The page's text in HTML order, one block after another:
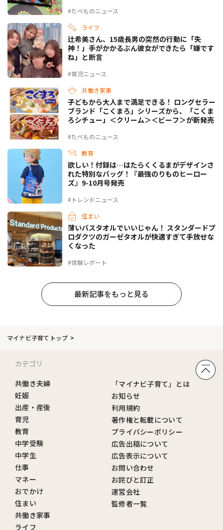
#たべものニュース
ライフ
#育児ニュース
辻希美さん、15歳長男の突然の行動に「失
神！」手がかかるぶん彼女ができたら「嫌です
ね」と断言
共働き家事
#たべものニュース
子どもから大人まで満足できる！ ロングセラー
ブランド「こくまろ」シリーズから、「こくま
ろシチュー」＜クリーム＞＜ビーフ＞が新発売
教育
#トレンドニュース
欲しい！付録は…はたらくくるまがデザインさ
れた特別なバッグ！『最強のりものヒーロー
ズ』9-10月号発売
住まい
#体験レポート
薄いバスタオルでいいじゃん！ スタンダードプ
ロダクツのガーゼタオルが快適すぎて手放せな
くなった
最新記事をもっと見る
マイナビ子育てトップ
カテゴリ
共働き夫婦
妊娠
出産・産後
育児
教育
中学受験
中学生
仕事
マネー
おでかけ
住まい
共働き家事
ライフ
「マイナビ子育て」とは
お知らせ
利用規約
著作権と転載について
プライバシーポリシー
広告出稿について
広告表示について
お問い合わせ
お詫びと訂正
運営会社
監修者一覧